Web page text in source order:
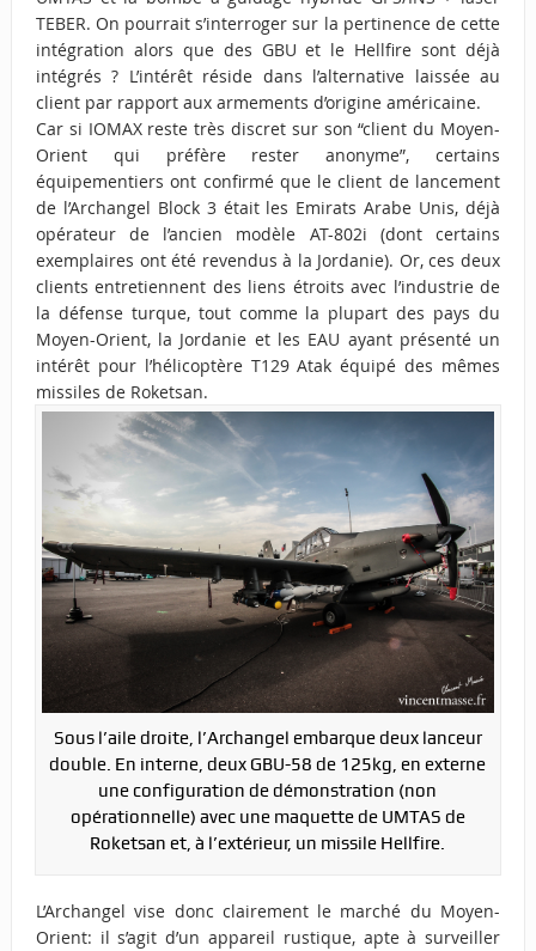
TEBER. On pourrait s’interroger sur la pertinence de cette
intégration alors que des GBU et le Hellfire sont déjà
intégrés ? L’intérêt réside dans l’alternative laissée au
client par rapport aux armements d’origine américaine.
Car si IOMAX reste très discret sur son “client du Moyen-
Orient qui préfère rester anonyme”, certains
équipementiers ont confirmé que le client de lancement
de l’Archangel Block 3 était les Emirats Arabe Unis, déjà
opérateur de l’ancien modèle AT-802i (dont certains
exemplaires ont été revendus à la Jordanie). Or, ces deux
clients entretiennent des liens étroits avec l’industrie de
la défense turque, tout comme la plupart des pays du
Moyen-Orient, la Jordanie et les EAU ayant présenté un
intérêt pour l’hélicoptère T129 Atak équipé des mêmes
missiles de Roketsan.
Sous l’aile droite, l’Archangel embarque deux lanceur
double. En interne, deux GBU-58 de 125kg, en externe
une configuration de démonstration (non
opérationnelle) avec une maquette de UMTAS de
Roketsan et, à l’extérieur, un missile Hellfire.
L’Archangel vise donc clairement le marché du Moyen-
Orient: il s’agit d’un appareil rustique, apte à surveiller